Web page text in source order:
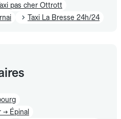
pas cher Ottrott
Taxi La Bresse 24h/24
→ Épinal